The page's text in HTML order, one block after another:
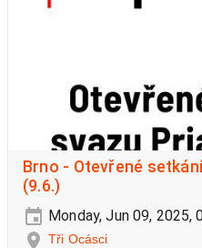
Brno - Otevřené
(9.6.)
Monday, Jun 09, 2025,
Tři Ocásci